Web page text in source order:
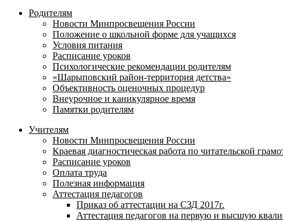
Родителям
Новости Минпросвещения России
Положение о школьной форме для учащихся
Условия питания
Расписание уроков
Психологические рекомендации родителям
«Шарыповский район-территория детства»
Объективность оценочных процедур
Внеурочное и каникулярное время
Памятки родителям
Учителям
Новости Минпросвещения России
Краевая диагностическая работа по читательской
Расписание уроков
Оплата труда
Полезная информация
Аттестация педагогов
Приказ об аттестации на СЗД 2017г.
Аттестация педагогов на первую и высшую